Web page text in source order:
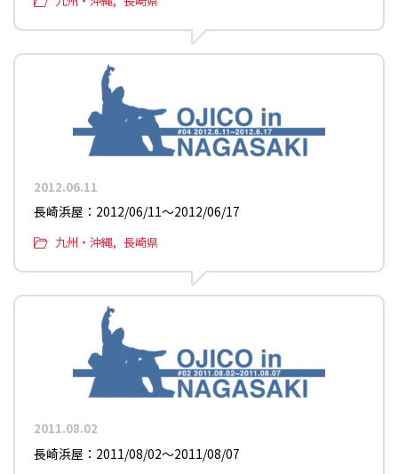
2012.06.11
長崎浜屋：2012/06/11〜2012/06/17
九州・沖縄 長崎県
2011.08.02
長崎浜屋：2011/08/02〜2011/08/07